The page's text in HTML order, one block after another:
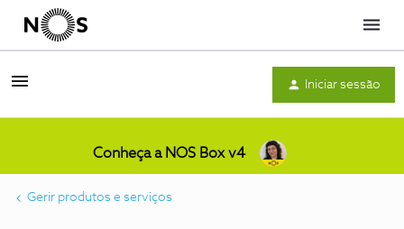
Menu
Iniciar sessão
Conheça a NOS Box v4
Gerir produtos e serviços